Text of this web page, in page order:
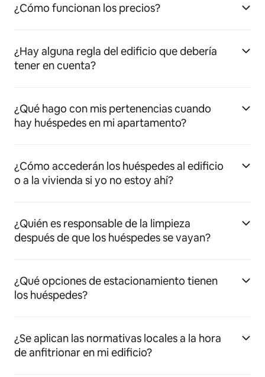
¿Cómo funcionan los precios?
¿Hay alguna regla del edificio que debería
tener en cuenta?
¿Qué hago con mis pertenencias cuando
hay huéspedes en mi apartamento?
¿Cómo accederán los huéspedes al edificio
o a la vivienda si yo no estoy ahí?
¿Quién es responsable de la limpieza
después de que los huéspedes se vayan?
¿Qué opciones de estacionamiento tienen
los huéspedes?
¿Se aplican las normativas locales a la hora
de anfitrionar en mi edificio?